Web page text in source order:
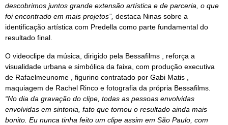
descobrimos juntos grande extensão artística e de parceria, o que
foi encontrado em mais projetos”, destaca Ninas sobre a
identificação artística com Predella como parte fundamental do
resultado final.
O videoclipe da música, dirigido pela Bessafilms , reforça a
visualidade urbana e simbólica da faixa, com produção executiva
de Rafaelmeunome , figurino contratado por Gabi Matis ,
maquiagem de Rachel Rinco e fotografia da própria Bessafilms.
“No dia da gravação do clipe, todas as pessoas envolvidas
envolvidas em sintonia, fato que tornou o resultado ainda mais
bonito. Eu nunca tinha feito um clipe assim em São Paulo, com